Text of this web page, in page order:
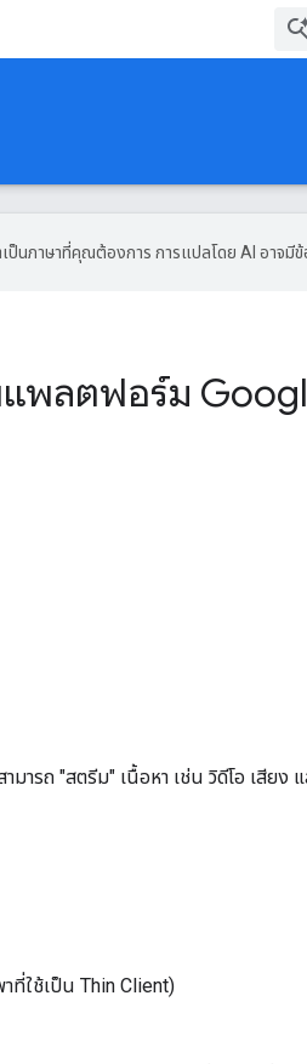
เป็นภาษาที่คุณต้องการ การแปลโดย AI อาจมี
แพลตฟอร์ม
มารถ "สตรีม" เนื้อหา เช่น วิดีโอ เสีย
ที่ใช้เป็น Thin Client)